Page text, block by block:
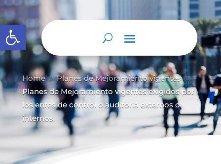
Abrir barra de herramientas
Home 9 Planes de Mejoramiento vigentes 9
Planes de Mejoramiento vigentes exigidos por
los entes de control o auditoría externos o
internos.